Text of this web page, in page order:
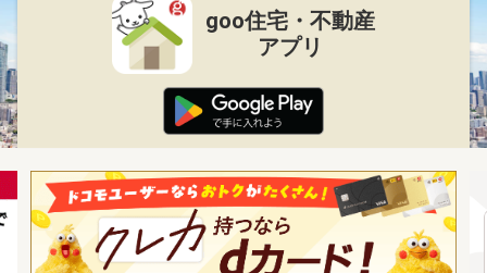
goo住宅・不動産
アプリ